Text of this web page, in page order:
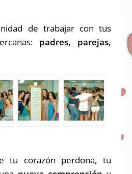
de trabajar con tus
padres, parejas,
tu corazón perdona, tu